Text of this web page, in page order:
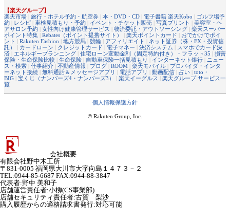
【楽天グループ】
楽天市場 | 旅行・ホテル予約・航空券 | 本・DVD・CD | 電子書籍 楽天Kobo | ゴルフ場予
約 | レシピ | 車検見積もり・予約 | イベント・チケット販売 | 写真プリント | 美容室・ヘ
アサロン予約 | 女性向け健康管理サービス | 物流委託・アウトソーシング | 楽天スーパー
ポイント特集 | Rebates（ポイント提携サイト） | 楽天ポイントカード | おでかけでポイ
ント | Rakuten Fashion | 地方競馬 | 競輪 | アフィリエイト | ネット証券（株・FX・投資信
託）
| カードローン | クレジットカード | 電子マネー | 決済システム | スマホでカード決
済 | エネルギープランニング | 住宅ローン変動金利（固定特約付き）・フラット35 | 損害
保険・生命保険比較 | 生命保険 | 自動車保険一括見積もり | インターネット銀行 | ニュー
ス・検索 | 仕事紹介 | 不動産情報 | ブログ | ROOM | 楽天モバイル | プロバイダ・インタ
ーネット接続 | 無料通話＆メッセージアプリ | 電話アプリ | 動画配信 | 占い | toto・
BIG | 宝くじ（ナンバーズ4・ナンバーズ3） | 楽天イーグルス | 楽天グループ サービス一
覧
個人情報保護方針
© Rakuten Group, Inc.
会社概要
有限会社野中木工所
〒831-0005 福岡県大川市大字向島１４７３－２
TEL:0944-85-6687 FAX:0944-88-3847
代表者:野中 美和子
店舗運営責任者:小柳(CS事業部)
店舗セキュリティ責任者:古賀 梨沙
購入履歴からの適格請求書発行:対応可能